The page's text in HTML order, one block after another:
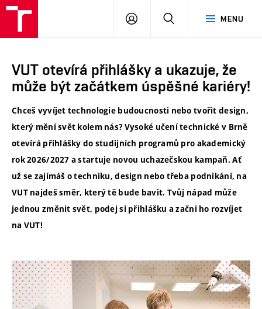
MENU
PŘIHLÁSIT
VUT otevírá přihlášky a ukazuje, že
může být začátkem úspěšné kariéry!
Chceš vyvíjet technologie budoucnosti nebo tvořit design,
který mění svět kolem nás? Vysoké učení technické v Brně
otevírá přihlášky do studijních programů pro akademický
rok 2026/2027 a startuje novou uchazečskou kampaň. Ať
už se zajímáš o techniku, design nebo třeba podnikání, na
VUT najdeš směr, který tě bude bavit. Tvůj nápad může
jednou změnit svět, podej si přihlášku a začni ho rozvíjet
na VUT!